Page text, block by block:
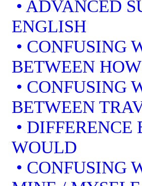
• ADVANCED
ENGLISH
• CONFUSING
BETWEEN
• CONFUSING
BETWEEN
•
WOULD
• CONFUSING